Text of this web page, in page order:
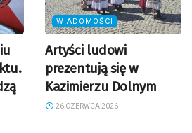
WIADOMOŚCI
Artyści ludowi
prezentują się w
Kazimierzu Dolnym
26 CZERWCA 2026